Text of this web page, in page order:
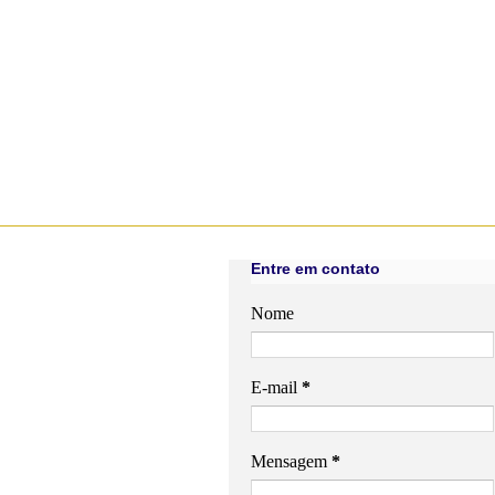
Entre em contato
Nome
E-mail *
Mensagem *